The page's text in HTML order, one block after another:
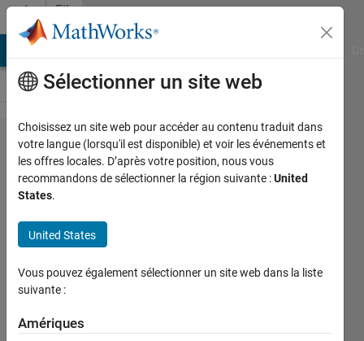
Passer au contenu
File
Exchange
Linear-
Quadratic-
process
Based in: Process Dynamics and
Control Third Edition Dale E.
Seborg & Thomas F. Edgar &
Sélectionner un site web
Choisissez un site web pour accéder au contenu traduit dans
votre langue (lorsqu'il est disponible) et voir les événements et
les offres locales. D’après votre position, nous vous
recommandons de sélectionner la région suivante :United
States.
United States
Vous pouvez également sélectionner un site web dans la liste
suivante :
Amériques